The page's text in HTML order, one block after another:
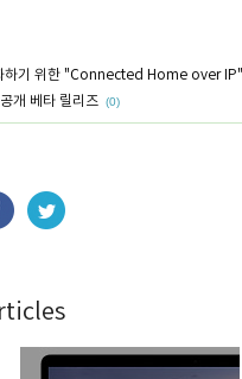
하기 위한 "Connected Home over
개 베타 릴리즈 (0)